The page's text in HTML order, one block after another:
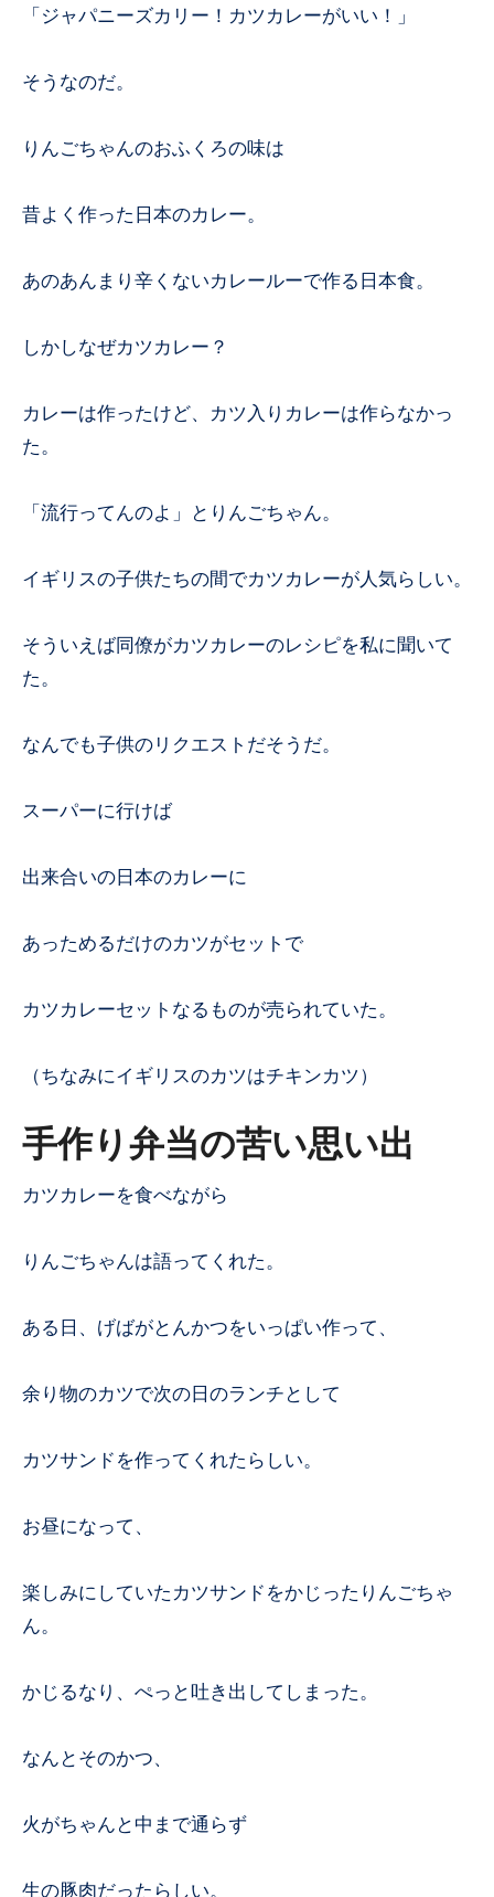
「ジャパニーズカリー！カツカレーがいい！」
そうなのだ。
りんごちゃんのおふくろの味は
昔よく作った日本のカレー。
あのあんまり辛くないカレールーで作る日本食。
しかしなぜカツカレー？
カレーは作ったけど、カツ入りカレーは作らなかっ
た。
「流行ってんのよ」とりんごちゃん。
イギリスの子供たちの間でカツカレーが人気らしい。
そういえば同僚がカツカレーのレシピを私に聞いて
た。
なんでも子供のリクエストだそうだ。
スーパーに行けば
出来合いの日本のカレーに
あっためるだけのカツがセットで
カツカレーセットなるものが売られていた。
（ちなみにイギリスのカツはチキンカツ）
手作り弁当の苦い思い出
カツカレーを食べながら
りんごちゃんは語ってくれた。
ある日、げばがとんかつをいっぱい作って、
余り物のカツで次の日のランチとして
カツサンドを作ってくれたらしい。
お昼になって、
楽しみにしていたカツサンドをかじったりんごちゃ
ん。
かじるなり、ぺっと吐き出してしまった。
なんとそのかつ、
火がちゃんと中まで通らず
生の豚肉だったらしい。